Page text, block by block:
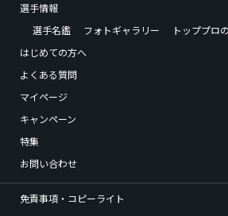
選手情報
選手名鑑
フォトギャラリー
トッププロ
はじめての方へ
よくある質問
マイページ
キャンペーン
特集
お問い合わせ
免責事項・コピーライト